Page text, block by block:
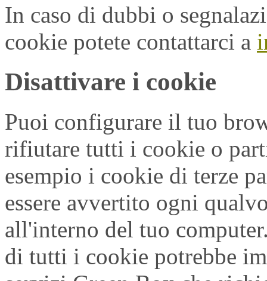
In caso di dubbi o
cookie potete contattarci a
Disattivare i cookie
Puoi configurare il tuo
rifiutare tutti i cookie o
esempio i cookie di terze
essere avvertito ogni
all'interno del tuo
di tutti i cookie potrebbe